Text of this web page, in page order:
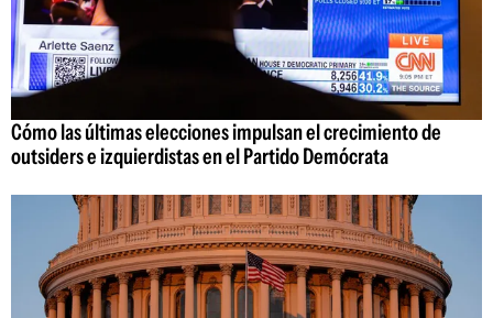
Cómo las últimas elecciones impulsan el crecimiento de
outsiders e izquierdistas en el Partido Demócrata